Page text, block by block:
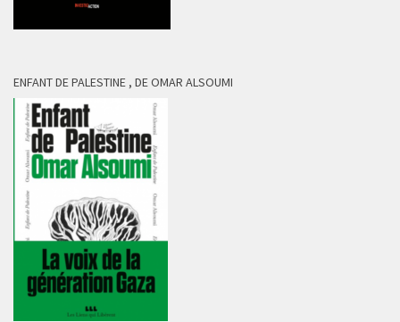
ENFANT DE PALESTINE , DE OMAR ALSOUMI